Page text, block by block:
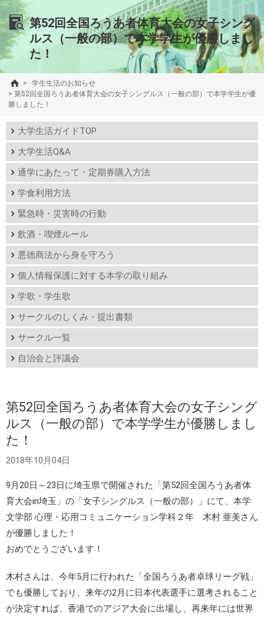
第52回全国ろうあ者体育大会の女子シング
ルス（一般の部）で本学学生が優勝しまし
た！
>
学生生活のお知らせ
> 第52回全国ろうあ者体育大会の女子シングルス（一般の部）で本学学生が優
勝しました！
大学生活ガイドTOP
大学生活Q&A
通学にあたって・定期券購入方法
学食利用方法
緊急時・災害時の行動
飲酒・喫煙ルール
悪徳商法から身を守ろう
個人情報保護に対する本学の取り組み
学歌・学生歌
サークルのしくみ・提出書類
サークル一覧
自治会と評議会
第52回全国ろうあ者体育大会の女子シング
ルス（一般の部）で本学学生が優勝しまし
た！
2018年10月04日
9月20日～23日に埼玉県で開催された「第52回全国ろうあ者体
育大会in埼玉」の「女子シングルス（一般の部）」にて、本学
文学部 心理・応用コミュニケーション学科２年 木村 亜美さん
が優勝しました！
おめでとうございます！
木村さんは、今年5月に行われた「全国ろうあ者卓球リーグ戦」
でも優勝しており、来年の2月に日本代表選手に選考されること
が決定すれば、香港でのアジア大会に出場し、再来年には世界